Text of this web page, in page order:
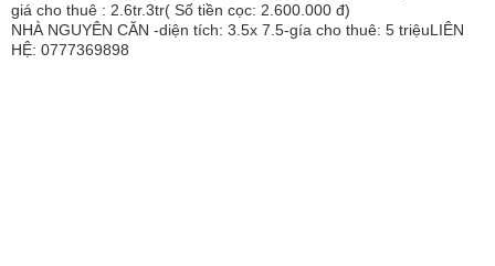
giá cho thuê : 2.6tr.3tr( Số tiền cọc: 2.600.000 đ)
NHÀ NGUYÊN CĂN -diện tích: 3.5x 7.5-gía cho thuê: 5 triệuLIÊN
HỆ: 0777369898